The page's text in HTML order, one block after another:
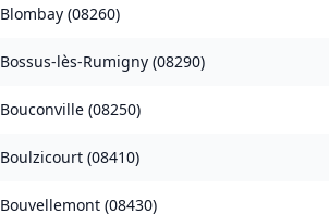
Blombay (08260)
Bossus-lès-Rumigny (08290)
Bouconville (08250)
Boulzicourt (08410)
Bouvellemont (08430)